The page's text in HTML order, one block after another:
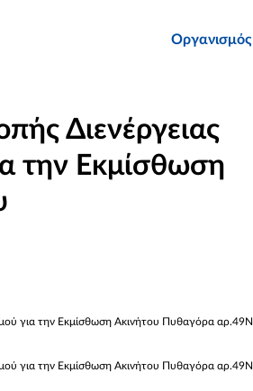
Οργανισμός
Διενέργειας
την Εκμίσθωση
για την Εκμίσθωση Ακινήτου Πυθαγόρα αρ.49Ν
για την Εκμίσθωση Ακινήτου Πυθαγόρα αρ.49Ν